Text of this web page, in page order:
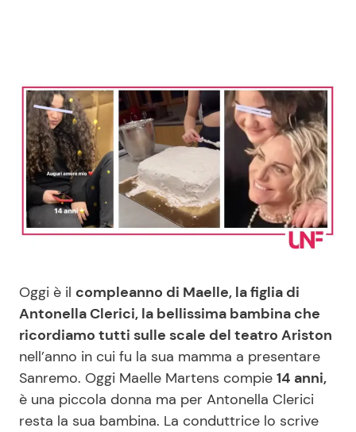
News Cinema
News Musica
News Spettacolo
News dal mondo
Benessere
Moda e Style
Mondo Mamma
News benessere
Cucina e Ricette
Dolci
Le Ricette in TV
Primi Piatti
Oggi è il compleanno di Maelle, la figlia di
Antonella Clerici, la bellissima bambina che
ricordiamo tutti sulle scale del teatro Ariston
nell’anno in cui fu la sua mamma a presentare
Sanremo. Oggi Maelle Martens compie 14 anni,
è una piccola donna ma per Antonella Clerici
resta la sua bambina. La conduttrice lo scrive